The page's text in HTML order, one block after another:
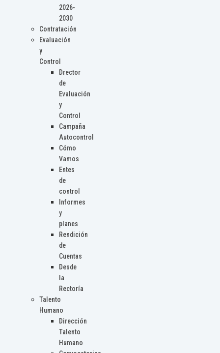
2026-
2030
Contratación
Evaluación
y
Control
Drector
de
Evaluación
y
Control
Campaña
Autocontrol
Cómo
Vamos
Entes
de
control
Informes
y
planes
Rendición
de
Cuentas
Desde
la
Rectoría
Talento
Humano
Dirección
Talento
Humano